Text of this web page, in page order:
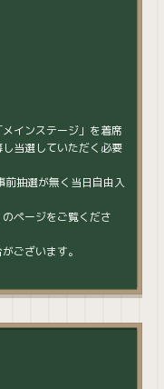
インステージ」を着席
当選していただく必要
前抽選が無く当日自由入
ページをご覧くださ
ございます。